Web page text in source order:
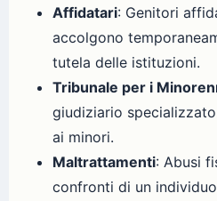
Affidatari: Genitori
accolgono
tutela delle istituzioni.
Tribunale per i
giudiziario
ai minori.
Maltrattamenti: Abusi
confronti di un